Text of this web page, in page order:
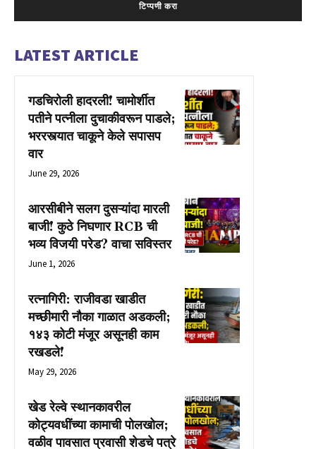
LATEST ARTICLE
गडचिरोली हादरली! चामोर्शीत
पतीने पत्नीला दुचाकीवरून पाडले;
भररस्त्यात चाकूने केले सपासप
वार
June 29, 2026
आरसीबीने सलग दुसऱ्यांदा मारली
बाजी! कुठे निघणार RCB ची
भव्य विजयी परेड? वाचा सविस्तर
June 1, 2026
रत्नागिरी: राजीवडा खाडीत
मच्छीमारी नौका गाळात अडकली;
१४३ कोटी मंजूर असूनही काम
रखडले!
May 29, 2026
खेड रेल्वे स्थानकावरील
कोट्यवधींच्या कामाची पोलखोल;
वळीव पावसात प्रवासी शेडचे पत्रे